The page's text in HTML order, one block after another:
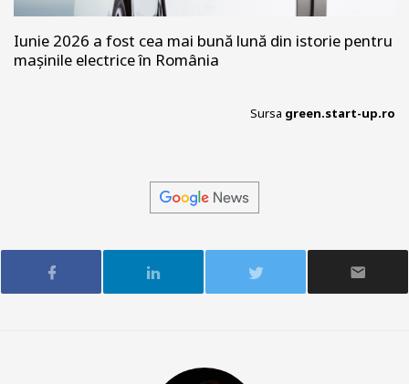
Iunie 2026 a fost cea mai bună lună din istorie pentru
mașinile electrice în România
Sursa green.start-up.ro